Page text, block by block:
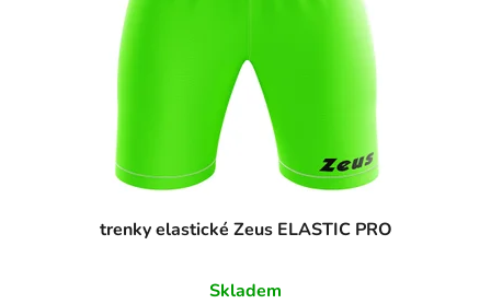
trenky elastické Zeus ELASTIC PRO
Skladem